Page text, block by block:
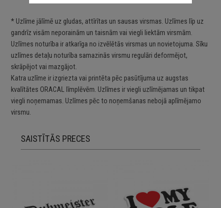
* Uzlīme jālīmē uz gludas, attīrītas un sausas virsmas. Uzlīmes līp uz
gandrīz visām neporainām un taisnām vai viegli liektām virsmām.
Uzlīmes noturība ir atkarīga no izvēlētās virsmas un novietojuma. Sīku
uzlīmes detaļu noturība samazinās virsmu regulāri deformējot,
skrāpējot vai mazgājot.
Katra uzlīme ir izgriezta vai printēta pēc pasūtījuma uz augstas
kvalītātes ORACAL līmplēvēm. Uzlīmes ir viegli uzlīmējamas un tikpat
viegli noņemamas. Uzlīmes pēc to noņemšanas nebojā aplīmējamo
virsmu.
SAISTĪTĀS PRECES